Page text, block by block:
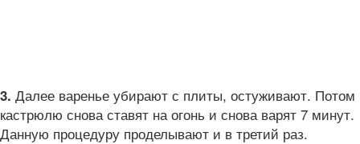
3. Далее варенье убирают с плиты, остуживают. Потом
кастрюлю снова ставят на огонь и снова варят 7 минут.
Данную процедуру проделывают и в третий раз.